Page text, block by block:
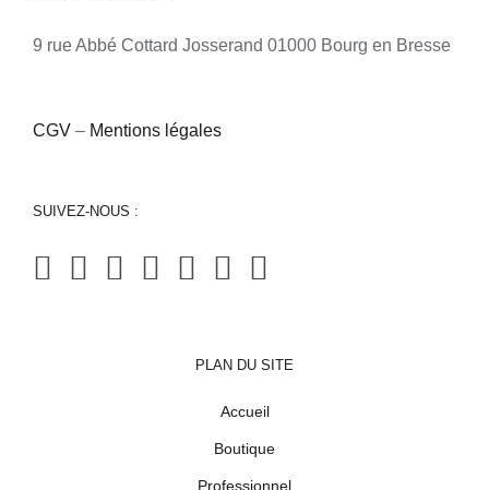
9 rue Abbé Cottard Josserand 01000 Bourg en Bresse
CGV – Mentions légales
SUIVEZ-NOUS :
PLAN DU SITE
Accueil
Boutique
Professionnel